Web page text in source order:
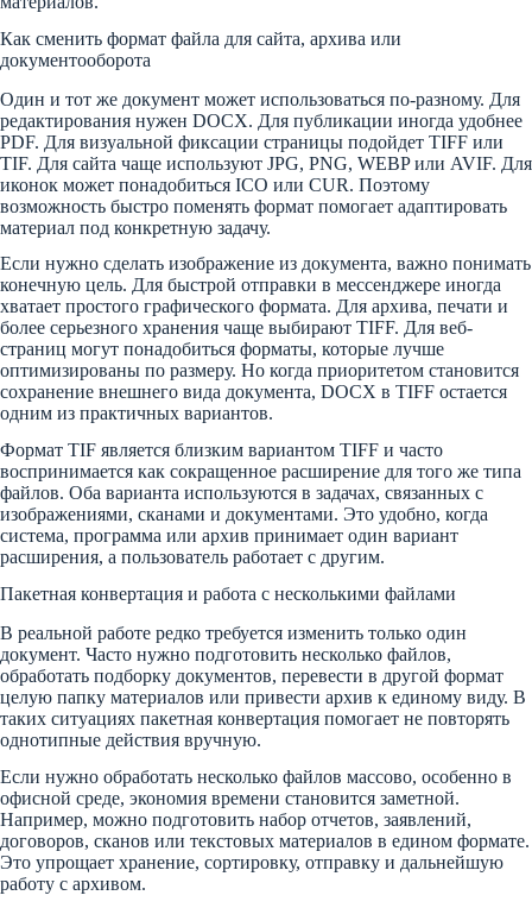
Как сменить формат файла для сайта, архива или
документооборота
Один и тот же документ может использоваться по-разному. Для
редактирования нужен DOCX. Для публикации иногда удобнее
PDF. Для визуальной фиксации страницы подойдет TIFF или
TIF. Для сайта чаще используют JPG, PNG, WEBP или AVIF. Для
иконок может понадобиться ICO или CUR. Поэтому
возможность быстро поменять формат помогает адаптировать
материал под конкретную задачу.
Если нужно сделать изображение из документа, важно понимать
конечную цель. Для быстрой отправки в мессенджере иногда
хватает простого графического формата. Для архива, печати и
более серьезного хранения чаще выбирают TIFF. Для веб-
страниц могут понадобиться форматы, которые лучше
оптимизированы по размеру. Но когда приоритетом становится
сохранение внешнего вида документа, DOCX в TIFF остается
одним из практичных вариантов.
Формат TIF является близким вариантом TIFF и часто
воспринимается как сокращенное расширение для того же типа
файлов. Оба варианта используются в задачах, связанных с
изображениями, сканами и документами. Это удобно, когда
система, программа или архив принимает один вариант
расширения, а пользователь работает с другим.
Пакетная конвертация и работа с несколькими файлами
В реальной работе редко требуется изменить только один
документ. Часто нужно подготовить несколько файлов,
обработать подборку документов, перевести в другой формат
целую папку материалов или привести архив к единому виду. В
таких ситуациях пакетная конвертация помогает не повторять
однотипные действия вручную.
Если нужно обработать несколько файлов массово, особенно в
офисной среде, экономия времени становится заметной.
Например, можно подготовить набор отчетов, заявлений,
договоров, сканов или текстовых материалов в едином формате.
Это упрощает хранение, сортировку, отправку и дальнейшую
работу с архивом.